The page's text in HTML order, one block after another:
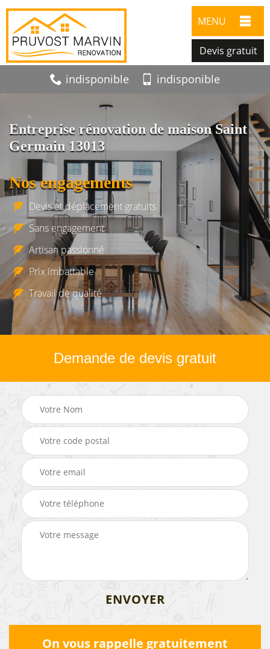
MENU
Devis gratuit
indisponible indisponible
Entreprise rénovation de maison Saint
Germain 13013
Nos engagements
Devis et déplacement gratuits
Sans engagement
Artisan passionné
Prix imbattable
Travail de qualité
Demande de devis gratuit
On vous rappelle gratuitement